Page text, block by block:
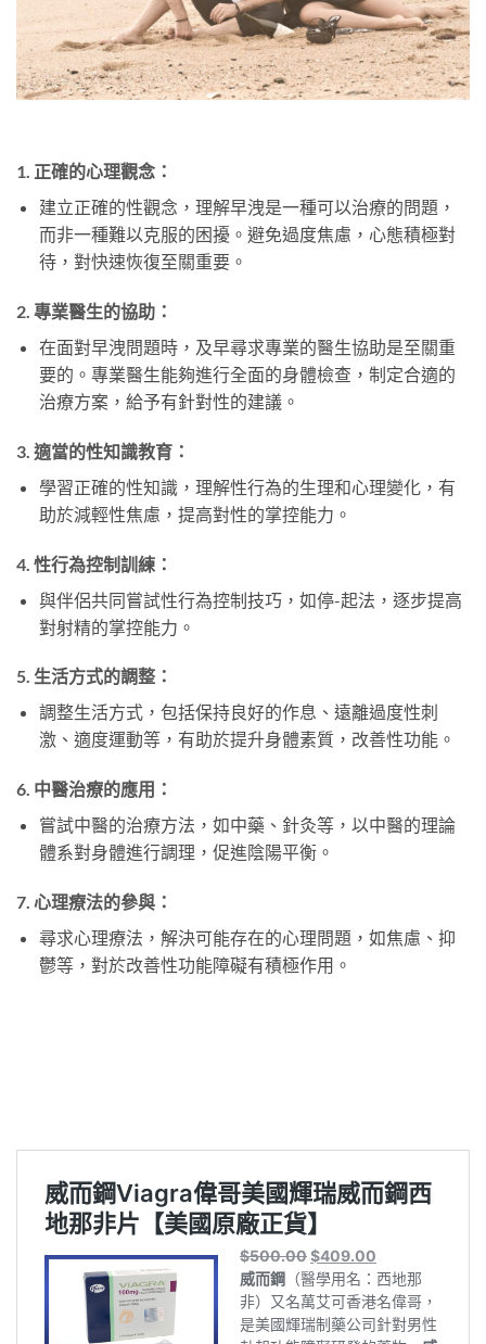
1. 正確的心理觀念：
建立正確的性觀念，理解早洩是一種可以治療的問題，
而非一種難以克服的困擾。避免過度焦慮，心態積極對
待，對快速恢復至關重要。
2. 專業醫生的協助：
在面對早洩問題時，及早尋求專業的醫生協助是至關重
要的。專業醫生能夠進行全面的身體檢查，制定合適的
治療方案，給予有針對性的建議。
3. 適當的性知識教育：
學習正確的性知識，理解性行為的生理和心理變化，有
助於減輕性焦慮，提高對性的掌控能力。
4. 性行為控制訓練：
與伴侶共同嘗試性行為控制技巧，如停-起法，逐步提高
對射精的掌控能力。
5. 生活方式的調整：
調整生活方式，包括保持良好的作息、遠離過度性刺
激、適度運動等，有助於提升身體素質，改善性功能。
6. 中醫治療的應用：
嘗試中醫的治療方法，如中藥、針灸等，以中醫的理論
體系對身體進行調理，促進陰陽平衡。
7. 心理療法的參與：
尋求心理療法，解決可能存在的心理問題，如焦慮、抑
鬱等，對於改善性功能障礙有積極作用。